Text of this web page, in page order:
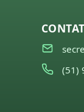
(51)